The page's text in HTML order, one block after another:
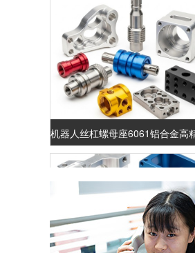
机器人丝杠螺母座6061铝合金高